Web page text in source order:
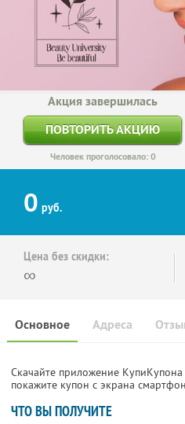
Акция завершилась
ПОВТОРИТЬ АКЦИЮ
Человек проголосовало: 0
0 руб.
Цена без скидки:
∞
Основное Адреса
Скачайте приложение КупиКупона
покажите купон с экрана
ЧТО ВЫ ПОЛУЧИТЕ